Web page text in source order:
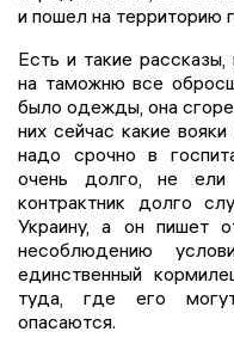
и пошел на территорию
Есть и такие
на таможню все
было одежды, она
них сейчас какие
надо срочно в
очень долго, не ели
контрактник долго
Украину, а он пишет
несоблюдению
единственный
туда, где его
опасаются.